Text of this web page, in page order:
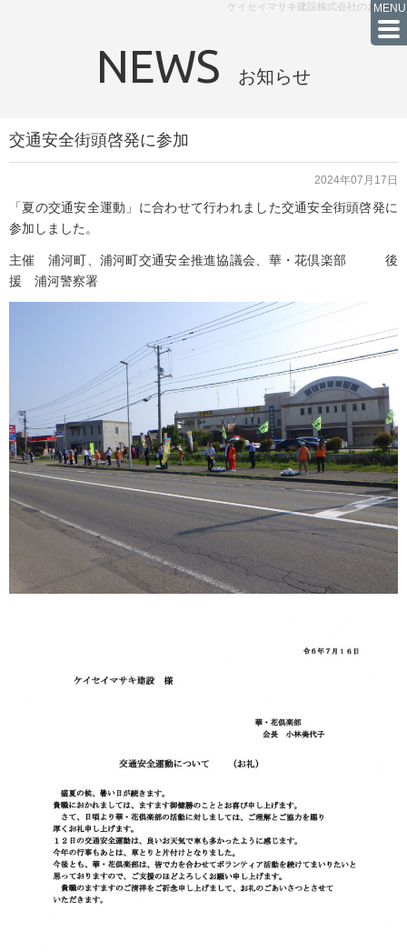
ケイセイマサキ建設株式会社のお知らせ
NEWS お知らせ
交通安全街頭啓発に参加
2024年07月17日
「夏の交通安全運動」に合わせて行われました交通安全街頭啓発に
参加しました。
主催 浦河町、浦河町交通安全推進協議会、華・花倶楽部 後
援 浦河警察署